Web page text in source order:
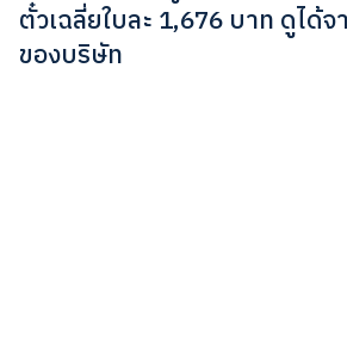
ตั๋วเฉลี่ยใบละ 1,676 บาท ดูได้
ของบริษัท